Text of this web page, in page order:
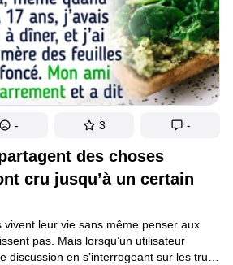
des choses
cru jusqu’à un certain
vivent leur vie sans même penser aux
pas. Mais lorsqu’un utilisateur
discussion en s’interrogeant sur les trucs
- 3 -